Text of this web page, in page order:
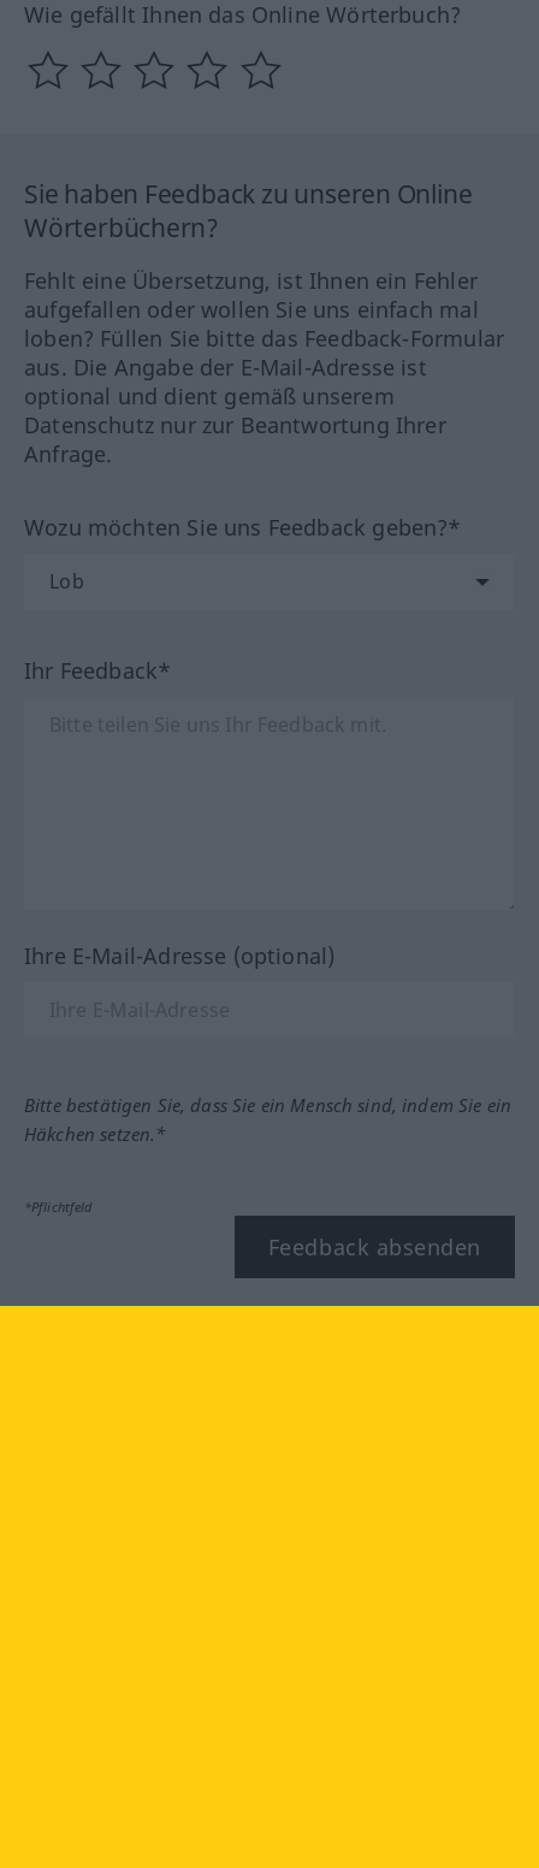
Wie gefällt Ihnen das Online Wörterbuch?
Sie haben Feedback zu unseren Online
Wörterbüchern?
Fehlt eine Übersetzung, ist Ihnen ein Fehler
aufgefallen oder wollen Sie uns einfach mal
loben? Füllen Sie bitte das Feedback-Formular
aus. Die Angabe der E-Mail-Adresse ist
optional und dient gemäß unserem
Datenschutz nur zur Beantwortung Ihrer
Anfrage.
Wozu möchten Sie uns Feedback geben?*
Ihr Feedback*
Ihre E-Mail-Adresse (optional)
Bitte bestätigen Sie, dass Sie ein Mensch sind, indem Sie ein
Häkchen setzen.*
*Pflichtfeld
Feedback absenden